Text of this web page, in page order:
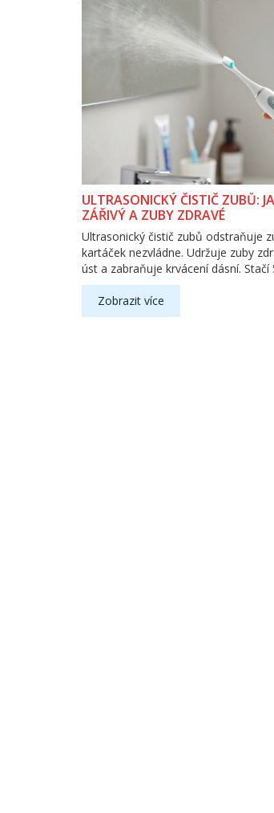
ULTRASONICKÝ ČISTIČ ZUBŮ:
ZÁŘIVÝ A ZUBY ZDRAVÉ
Ultrasonický čistič zubů odstraňuje
kartáček nezvládne. Udržuje zuby
úst a zabraňuje krvácení dásní. Stačí
Zobrazit více